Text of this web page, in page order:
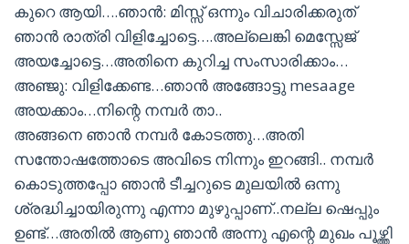
കുറെ ആയി….ഞാൻ: മിസ്സ് ഒന്നും വിചാരിക്കരുത്
ഞാൻ രാത്രി വിളിച്ചോട്ടെ….അല്ലെങ്കി മെസ്സേജ്
അയച്ചോട്ടെ…അതിനെ കുറിച്ച സംസാരിക്കാം…
അഞ്ജു: വിളിക്കേണ്ട…ഞാൻ അങ്ങോട്ടു mesaage
അയക്കാം…നിന്റെ നമ്പർ താ..
അങ്ങനെ ഞാൻ നമ്പർ കോടത്തു…അതി
സന്തോഷത്തോടെ അവിടെ നിന്നും ഇറങ്ങി.. നമ്പർ
കൊടുത്തപ്പോ ഞാൻ ടീച്ചറുടെ മുലയിൽ ഒന്നു
ശ്രദ്ധിച്ചായിരുന്നു എന്നാ മുഴുപ്പാണ്..നല്ല ഷെപ്പും
ഉണ്ട്…അതിൽ ആണു ഞാൻ അന്നു എന്റെ മുഖം പൂഴ്ത്തി